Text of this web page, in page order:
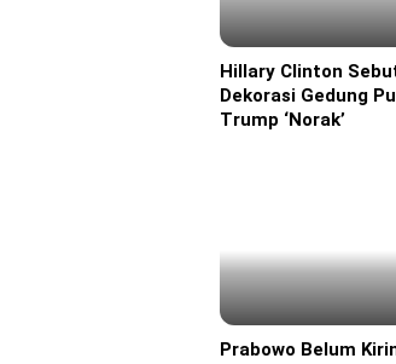
Eropa
Hillary Clinton
Dekorasi Gedung
Trump ‘Norak’
Headline
Prabowo Belum